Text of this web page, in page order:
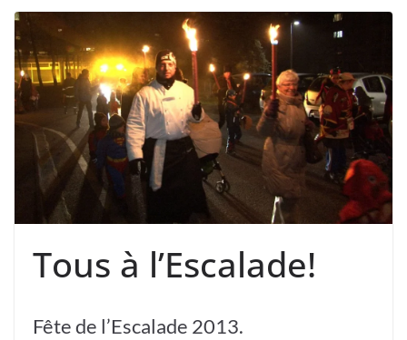
Tous à l’Escalade!
Fête de l’Escalade 2013.